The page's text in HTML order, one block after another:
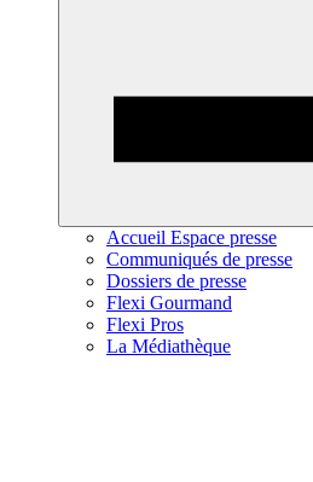
Accueil Espace presse
Communiqués de presse
Dossiers de presse
Flexi Gourmand
Flexi Pros
La Médiathèque